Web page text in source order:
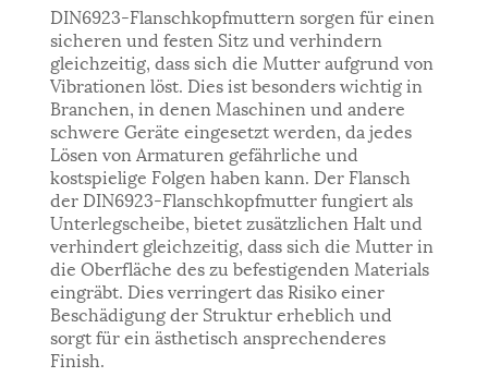
DIN6923-Flanschkopfmuttern sorgen für einen
sicheren und festen Sitz und verhindern
gleichzeitig, dass sich die Mutter aufgrund von
Vibrationen löst. Dies ist besonders wichtig in
Branchen, in denen Maschinen und andere
schwere Geräte eingesetzt werden, da jedes
Lösen von Armaturen gefährliche und
kostspielige Folgen haben kann. Der Flansch
der DIN6923-Flanschkopfmutter fungiert als
Unterlegscheibe, bietet zusätzlichen Halt und
verhindert gleichzeitig, dass sich die Mutter in
die Oberfläche des zu befestigenden Materials
eingräbt. Dies verringert das Risiko einer
Beschädigung der Struktur erheblich und
sorgt für ein ästhetisch ansprechenderes
Finish.